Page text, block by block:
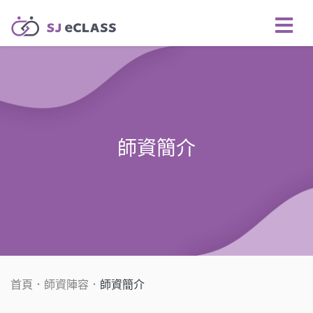
師資簡介
首頁 師資陣容 師資簡介